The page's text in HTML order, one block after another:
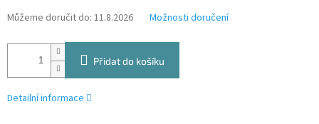
Můžeme doručit do: 11.8.2026 Možnosti doručení
Přidat do košíku
Detailní informace